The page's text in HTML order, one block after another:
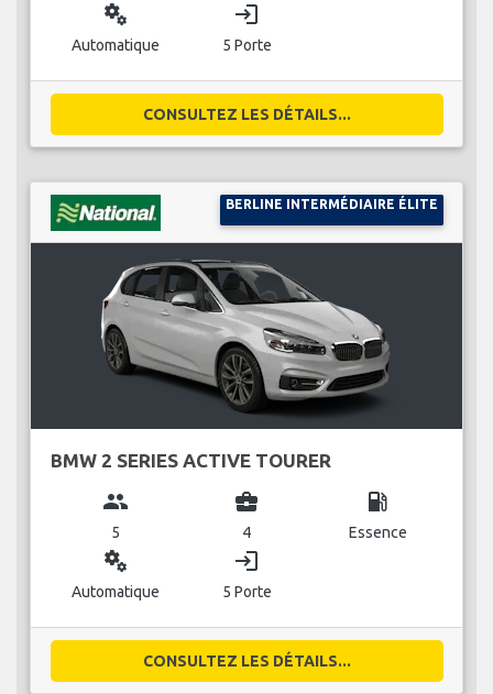
miscellaneous_services
Automatique
login
5 Porte
CONSULTEZ LES DÉTAILS...
BERLINE INTERMÉDIAIRE ÉLITE
BMW 2 SERIES ACTIVE TOURER
group
5
business_center
4
local_gas_station
Essence
miscellaneous_services
Automatique
login
5 Porte
CONSULTEZ LES DÉTAILS...